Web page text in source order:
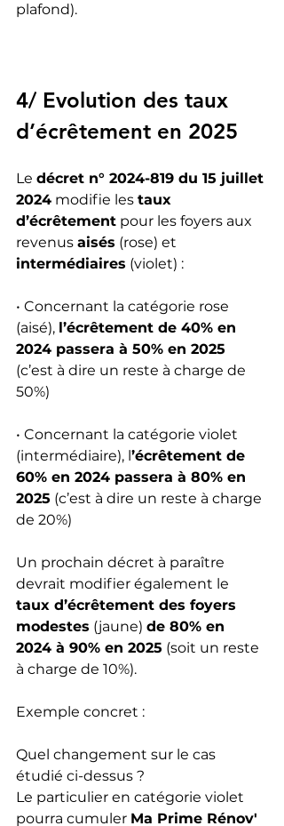
plafond).
4/ Evolution des taux
d’écrêtement en 2025
Le décret n° 2024-819 du 15 juillet
2024 modifie les taux
d’écrêtement pour les foyers aux
revenus aisés (rose) et
intermédiaires (violet) :
• Concernant la catégorie rose
(aisé), l’écrêtement de 40% en
2024 passera à 50% en 2025
(c’est à dire un reste à charge de
50%)
• Concernant la catégorie violet
(intermédiaire), l ’écrêtement de
60% en 2024 passera à 80% en
2025 (c’est à dire un reste à charge
de 20%)
Un prochain décret à paraître
devrait modifier également le
taux d’écrêtement des foyers
modestes (jaune) de 80% en
2024 à 90% en 2025 (soit un reste
à charge de 10%).
Exemple concret :
Quel changement sur le cas
étudié ci-dessus ?
Le particulier en catégorie violet
pourra cumuler Ma Prime Rénov'